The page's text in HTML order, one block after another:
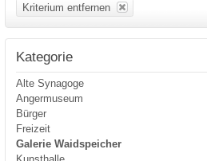
Kriterium entfernen
Kategorie
Alte Synagoge
Angermuseum
Bürger
Freizeit
Galerie Waidspeicher